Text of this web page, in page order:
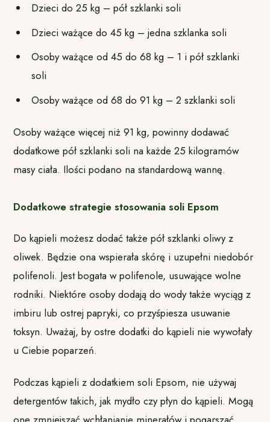
Dzieci do 25 kg – pół szklanki soli
Dzieci ważące do 45 kg – jedna szklanka soli
Osoby ważące od 45 do 68 kg – 1 i pół szklanki
soli
Osoby ważące od 68 do 91 kg – 2 szklanki soli
Osoby ważące więcej niż 91 kg, powinny dodawać
dodatkowe pół szklanki soli na każde 25 kilogramów
masy ciała. Ilości podano na standardową wannę.
Dodatkowe strategie stosowania soli Epsom
Do kąpieli możesz dodać także pół szklanki oliwy z
oliwek. Będzie ona wspierała skórę i uzupełni niedobór
polifenoli. Jest bogata w polifenole, usuwające wolne
rodniki. Niektóre osoby dodają do wody także wyciąg z
imbiru lub ostrej papryki, co przyśpiesza usuwanie
toksyn. Uważaj, by ostre dodatki do kąpieli nie wywołały
u Ciebie poparzeń.
Podczas kąpieli z dodatkiem soli Epsom, nie używaj
detergentów takich, jak mydło czy płyn do kąpieli. Mogą